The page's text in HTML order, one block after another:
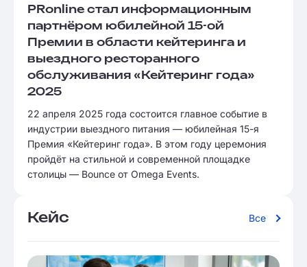
PRonline стал информационным
партнёром юбилейной 15-ой
Премии в области кейтеринга и
выездного ресторанного
обслуживания «Кейтеринг года»
2025
22 апреля 2025 года состоится главное событие в
индустрии выездного питания — юбилейная 15-я
Премия «Кейтеринг года». В этом году церемония
пройдёт на стильной и современной площадке
столицы — Bounce от Omega Events.
Кейс Все